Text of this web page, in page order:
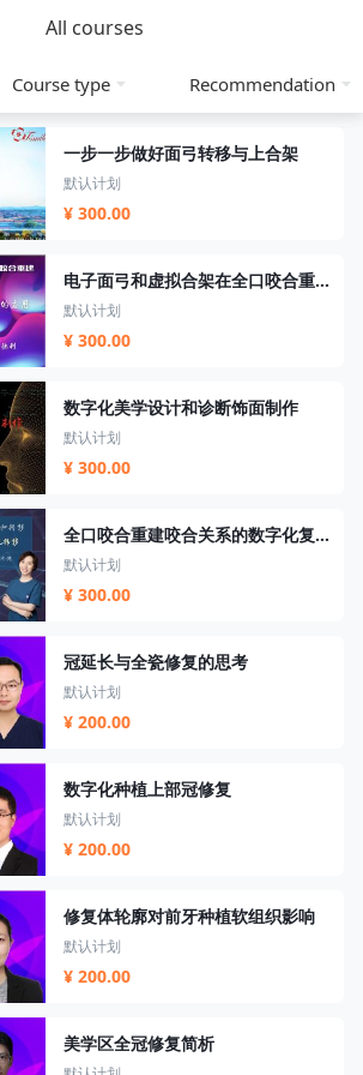
All courses
Course type Recommendation
一步一步做好面弓转移与上合架
默认计划
¥ 300.00
电子面弓和虚拟合架在全口咬合重建中的应用
默认计划
¥ 300.00
数字化美学设计和诊断饰面制作
默认计划
¥ 300.00
全口咬合重建咬合关系的数字化复制和转移
默认计划
¥ 300.00
冠延长与全瓷修复的思考
默认计划
¥ 200.00
数字化种植上部冠修复
默认计划
¥ 200.00
修复体轮廓对前牙种植软组织影响
默认计划
¥ 200.00
美学区全冠修复简析